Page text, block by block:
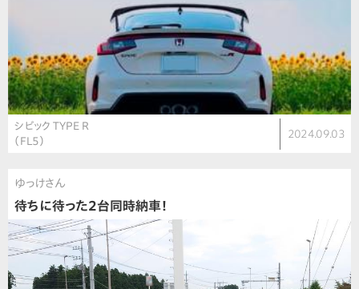
シビック TYPE R
（FL5）
2024.09.03
ゆっけさん
待ちに待った2台同時納車！